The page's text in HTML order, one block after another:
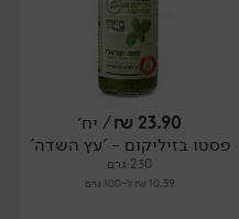
יח׳
23.90
₪/ יח׳
פסטו בזיליקום - 'עץ השדה'
230 גרם
10.39 ₪ ל-100 גרם